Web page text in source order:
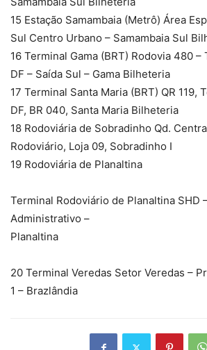
15 Estação Samambaia (Metrô) Área
Sul Centro Urbano – Samambaia Sul
16 Terminal Gama (BRT) Rodovia 480
DF – Saída Sul – Gama Bilheteria
17 Terminal Santa Maria (BRT) QR 119,
DF, BR 040, Santa Maria Bilheteria
18 Rodoviária de Sobradinho Qd.
Rodoviário, Loja 09, Sobradinho I
19 Rodoviária de Planaltina
Terminal Rodoviário de Planaltina SHD
Administrativo –
Planaltina
20 Terminal Veredas Setor Veredas –
1 – Brazlândia